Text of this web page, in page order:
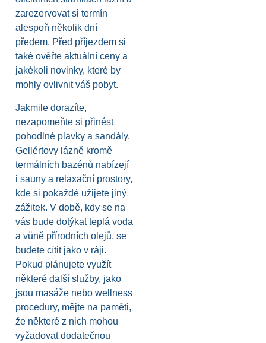
zarezervovat si termín
alespoň několik dní
předem. Před příjezdem si
také ověřte aktuální ceny a
jakékoli novinky, které by
mohly ovlivnit váš pobyt.
Jakmile dorazíte,
nezapomeňte si přinést
pohodlné plavky a sandály.
Gellértovy lázně kromě
termálních bazénů nabízejí
i sauny a relaxační prostory,
kde si pokaždé užijete jiný
zážitek. V době, kdy se na
vás bude dotýkat teplá voda
a vůně přírodních olejů, se
budete cítit jako v ráji.
Pokud plánujete využít
některé další služby, jako
jsou masáže nebo wellness
procedury, mějte na paměti,
že některé z nich mohou
vyžadovat dodatečnou